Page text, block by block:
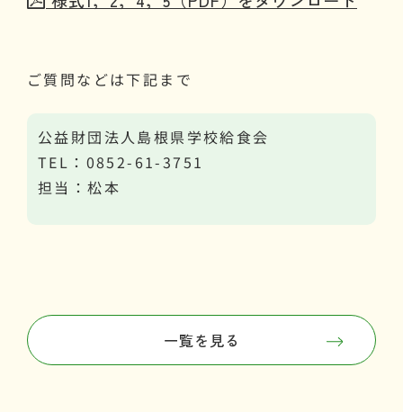
ご質問などは下記まで
公益財団法人島根県学校給食会
TEL：0852-61-3751
担当：松本
一覧を見る